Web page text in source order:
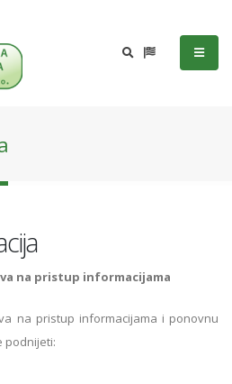
na pristup informacijama
na pristup informacijama i ponovnu
podnijeti: